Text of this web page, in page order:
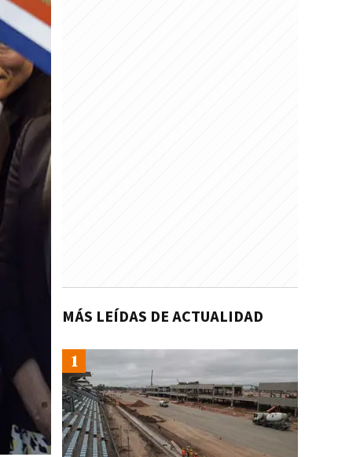
MÁS LEÍDAS DE ACTUALIDAD